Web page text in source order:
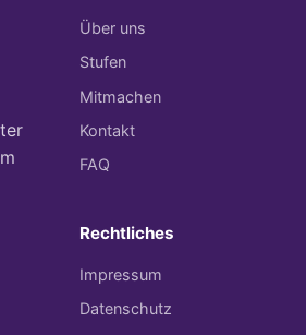
Über uns
Stufen
Mitmachen
Kontakt
FAQ
Rechtliches
Impressum
Datenschutz